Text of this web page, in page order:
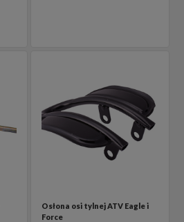
Osłona osi tylnej ATV Eagle i
Force